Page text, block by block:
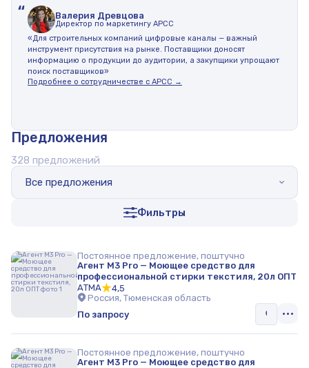
“ Валерия Древцова
Директор по маркетингу АРСС
«Для строительных компаний цифровые каналы — важный
инструмент присутствия на рынке. Поставщики доносят
информацию о продукции до аудитории, а закупщики упрощают
поиск поставщиков»
Подробнее о сотрудничестве с АРСС →
Предложения
Все предложения
Фильтры
328 предложений
Постоянное предложение, поштучно
Агент М3 Pro — Моющее средство для
профессиональной стирки текстиля, 20л ОПТ
АТМА
4,5
Россия, Тюменская область
По запросу
Постоянное предложение, поштучно
Агент М3 Pro — Моющее средство для